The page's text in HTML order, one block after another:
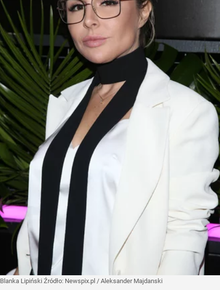
Blanka Lipiński Źródło: Newspix.pl / Aleksander Majdanski